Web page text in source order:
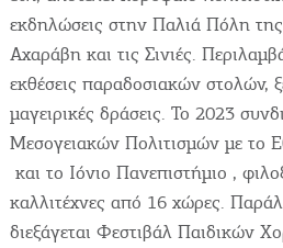
εκδηλώσεις στην Παλιά Πόλη
Αχαράβη και τις Σινιές.
εκθέσεις παραδοσιακών στολών,
μαγειρικές δράσεις. Το 2023
Μεσογειακών Πολιτισμών με το
και το Ιόνιο Πανεπιστήμιο ,
καλλιτέχνες από 16 χώρες.
διεξάγεται Φεστιβάλ Παιδικών